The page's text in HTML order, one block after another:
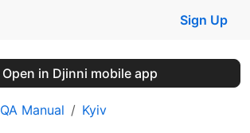
Sign Up
Open in Djinni mobile app
QA Manual Kyiv